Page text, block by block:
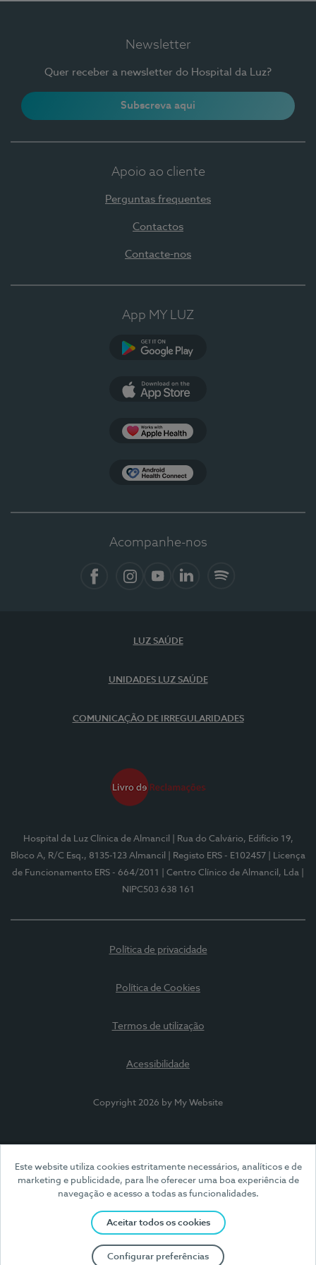
Este website utiliza cookies estritamente necessários, analíticos e de
marketing e publicidade, para lhe oferecer uma boa experiência de
navegação e acesso a todas as funcionalidades.
Aceitar todos os cookies
Configurar preferências
Newsletter
Quer receber a newsletter do Hospital da Luz?
Subscreva aqui
Apoio ao cliente
Perguntas frequentes
Contactos
Contacte-nos
App MY LUZ
Acompanhe-nos
LUZ SAÚDE
UNIDADES LUZ SAÚDE
COMUNICAÇÃO DE IRREGULARIDADES
Hospital da Luz Clínica de Almancil
| Rua do Calvário, Edifício 19,
Bloco A, R/C Esq., 8135-123 Almancil
| Registo ERS - E102457
| Licença
de Funcionamento ERS - 664/2011
| Centro Clínico de Almancil, Lda
NIPC503 638 161
Política de privacidade
Política de Cookies
Termos de utilização
Acessibilidade
Copyright 2026 by My Website